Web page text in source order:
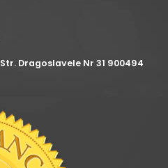
Str. Dragoslavele Nr 31 900494